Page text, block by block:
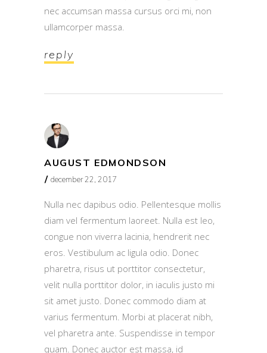
nec accumsan massa cursus orci mi, non
ullamcorper massa.
reply
AUGUST EDMONDSON
december 22, 2017
Nulla nec dapibus odio. Pellentesque mollis
diam vel fermentum laoreet. Nulla est leo,
congue non viverra lacinia, hendrerit nec
eros. Vestibulum ac ligula odio. Donec
pharetra, risus ut porttitor consectetur,
velit nulla porttitor dolor, in iaculis justo mi
sit amet justo. Donec commodo diam at
varius fermentum. Morbi at placerat nibh,
vel pharetra ante. Suspendisse in tempor
quam. Donec auctor est massa, id